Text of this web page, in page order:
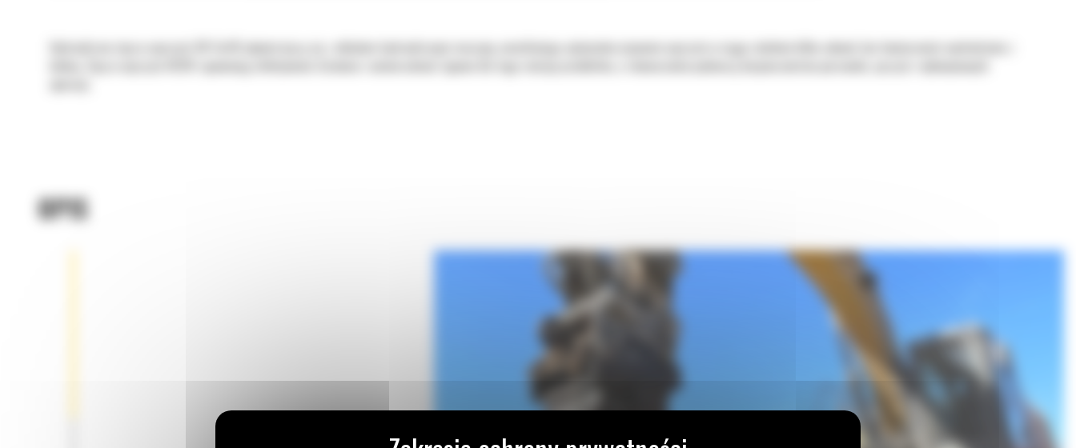
Hydrauliczne złącza osprzętu CW Cat® płynnie łączą się z układem hydraulicznym maszyny, umożliwiając optymalne używanie osprzętu w ciągu zaledwie kilku sekund, bez konieczności wychodzenia z
OPIS